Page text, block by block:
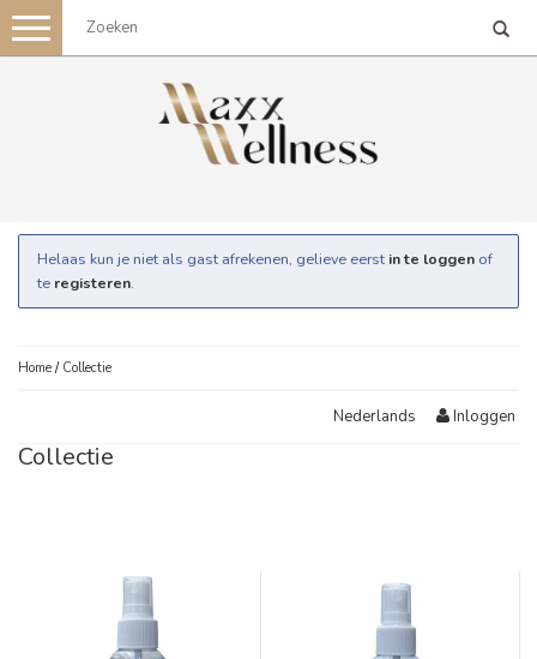
Toggle
navigation
Helaas kun je niet als gast afrekenen, gelieve eerst in te loggen of
te registeren.
Home / Collectie
Nederlands Inloggen
Collectie